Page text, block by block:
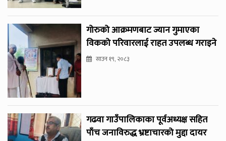
गोरुको आक्रमणबाट ज्यान गुमाएका
विकको परिवारलाई राहत उपलब्ध गराइने
साउन १९, २०८३
गढवा गाउँपालिकाका पूर्वअध्यक्ष सहित
पाँच जनाविरुद्ध भ्रष्टाचारको मुद्दा दायर